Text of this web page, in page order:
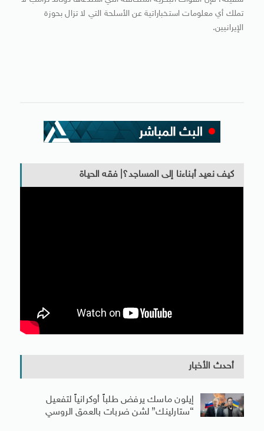
تملك أي معلومات استخباراتية عن الأسلحة التي لا تزال بحوزة
الإيرانيين.
كيف نعيد أبناءنا إلى المساجد؟| فقه الحياة
أحدث الأخبار
إيلون ماسك يرفض طلباً أوكرانياً لتفعيل
“ستارلينك” لشن ضربات بالعمق الروسي